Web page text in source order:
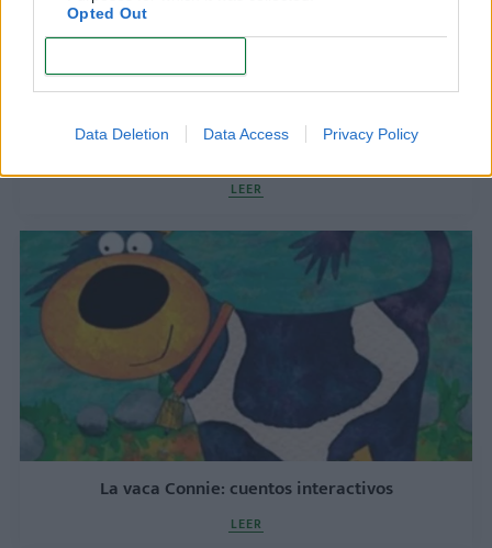
Opted Out
Data Deletion Data Access Privacy Policy
Cuentos de Navidad para niños. ¡10 historias
LEER
La vaca Connie: cuentos interactivos
LEER